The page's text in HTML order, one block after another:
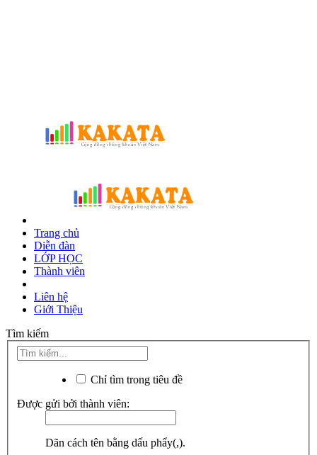
Trang chủ
Diễn đàn
LỚP HỌC
Thành viên
Liên hệ
Giới Thiệu
Tìm kiếm
Chỉ tìm trong tiêu đề
Được gửi bởi thành viên:
Dãn cách tên bằng dấu phẩy(,).